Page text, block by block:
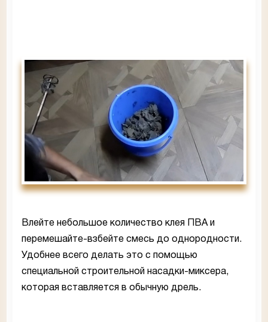
Влейте небольшое количество клея ПВА и
перемешайте-взбейте смесь до однородности.
Удобнее всего делать это с помощью
специальной строительной насадки-миксера,
которая вставляется в обычную дрель.